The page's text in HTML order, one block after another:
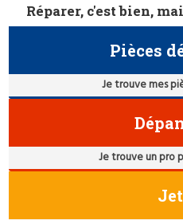
Réparer, c'est bien,
Pièces
Je trouve mes
Je trouve un pro